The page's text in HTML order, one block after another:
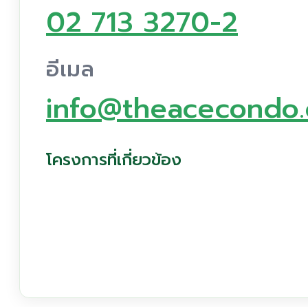
02 713 3270-2
อีเมล
โครงการที่เกี่ยวข้อง